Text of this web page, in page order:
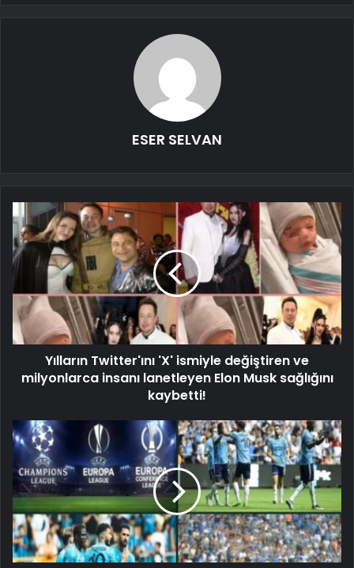
ESER SELVAN
Yılların Twitter'ını 'X' ismiyle değiştiren ve
milyonlarca insanı lanetleyen Elon Musk sağlığını
kaybetti!